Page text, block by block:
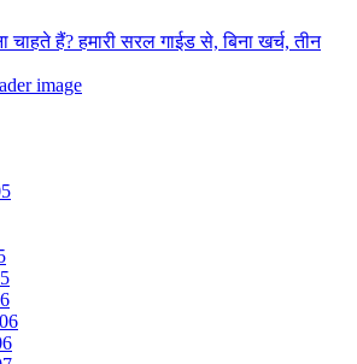
हैं? हमारी सरल गाईड से, बिना खर्च, तीन